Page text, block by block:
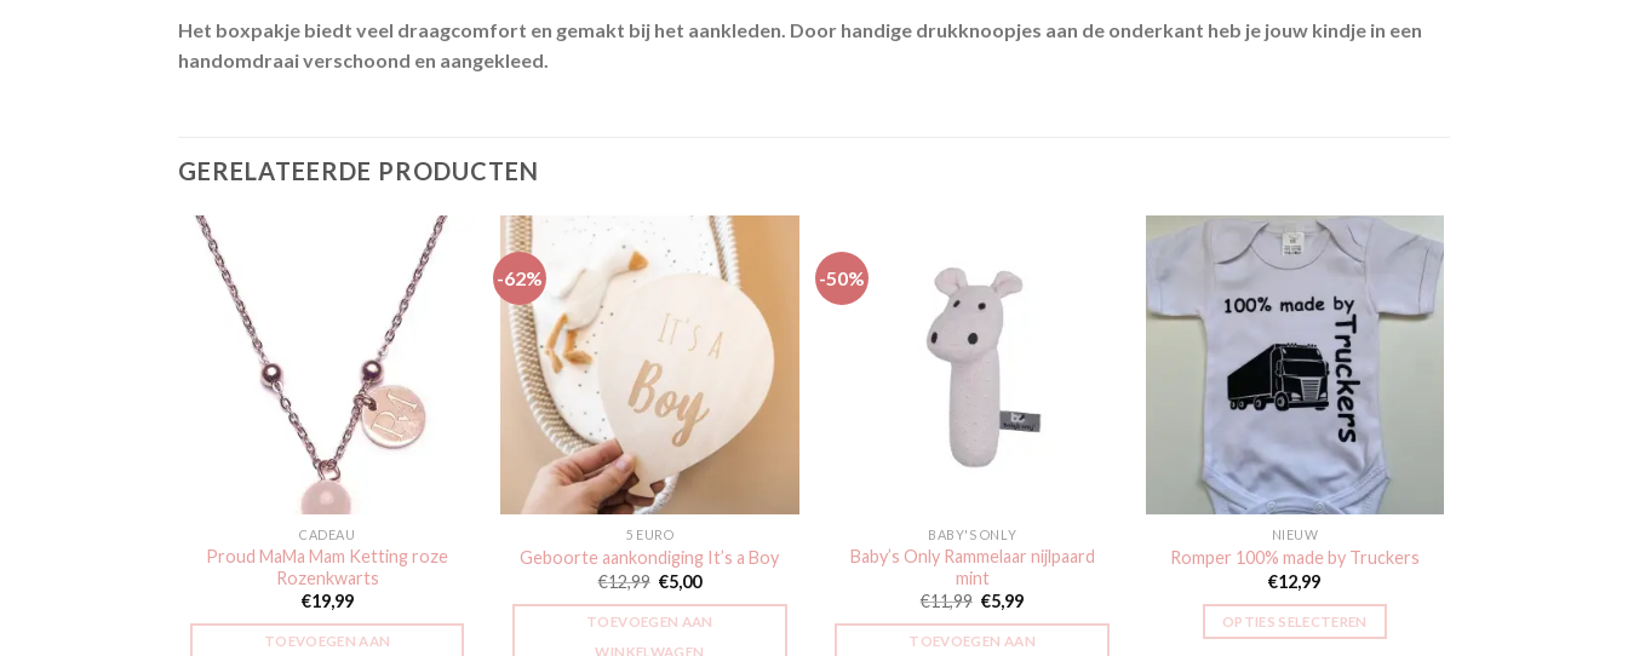
Het boxpakje biedt veel draagcomfort en gemakt bij het aankleden. Door handige drukknoopjes aan de onderkant heb je jouw kindje in een
handomdraai verschoond en aangekleed.
GERELATEERDE PRODUCTEN
Toevoegen
verlanglijst
CADEAU
Proud MaMa Mam Ketting roze
Rozenkwarts
€19,99
TOEVOEGEN AAN
-62%
Toevoegen
verlanglijst
5 EURO
Geboorte aankondiging It’s a Boy
€12,99 Oorspronkelijke
prijs
was:
€12,99.
€5,00Huidige
is:
€5,00.
TOEVOEGEN AAN
WINKELWAGEN
-50%
BABY'S ONLY
Baby’s Only Rammelaar nijlpaard
mint
€11,99 Oorspronkelijke
prijs
was:
€11,99.
€5,99Huidige
is:
€5,99.
TOEVOEGEN AAN
Toevoegen
NIEUW
Romper 100% made by Truckers
€12,99
OPTIES SELECTEREN